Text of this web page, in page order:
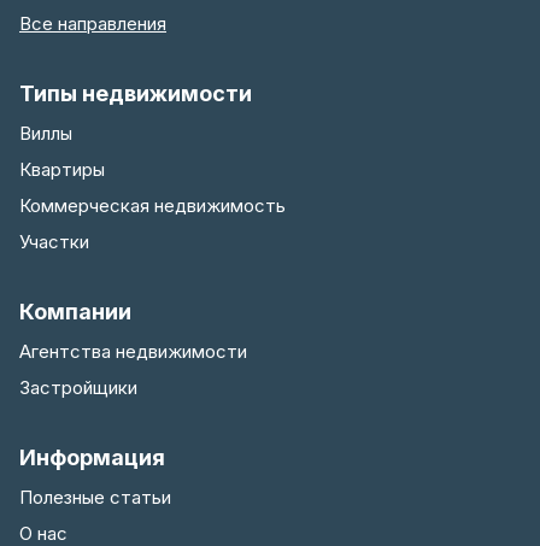
Все направления
Типы недвижимости
Виллы
Квартиры
Коммерческая недвижимость
Участки
Компании
Агентства недвижимости
Застройщики
Информация
Полезные статьи
О нас